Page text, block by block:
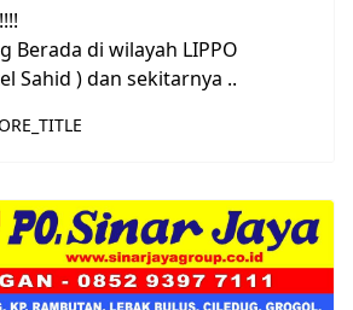
Berada di wilayah LIPPO
Sahid ) dan sekitarnya ..